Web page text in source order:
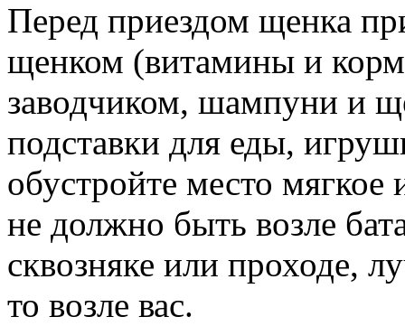
Перед приездом щенка
щенком (витамины и
заводчиком, шампуни и
подставки для еды,
обустройте место
не должно быть возле
сквозняке или проходе,
то возле вас.